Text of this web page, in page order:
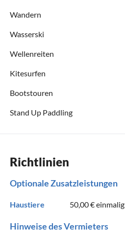
Wandern
Wasserski
Wellenreiten
Kitesurfen
Bootstouren
Stand Up Paddling
Richtlinien
Optionale Zusatzleistungen
Haustiere 50,00 €einmalig
Hinweise des Vermieters